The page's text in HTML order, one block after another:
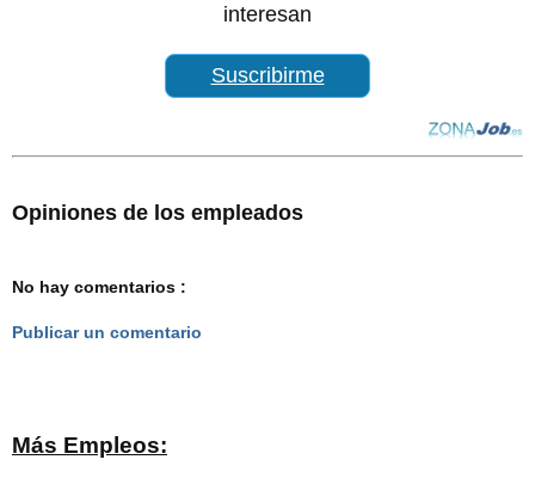
interesan
Suscribirme
Opiniones de los empleados
No hay comentarios :
Publicar un comentario
Más Empleos: